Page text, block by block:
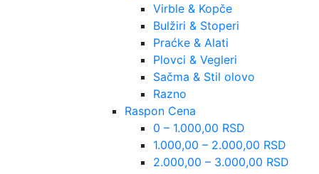
Virble & Kopče
Bulžiri & Stoperi
Praćke & Alati
Plovci & Vegleri
Sačma & Stil olovo
Razno
Raspon Cena
0 – 1.000,00 RSD
1.000,00 – 2.000,00 RSD
2.000,00 – 3.000,00 RSD